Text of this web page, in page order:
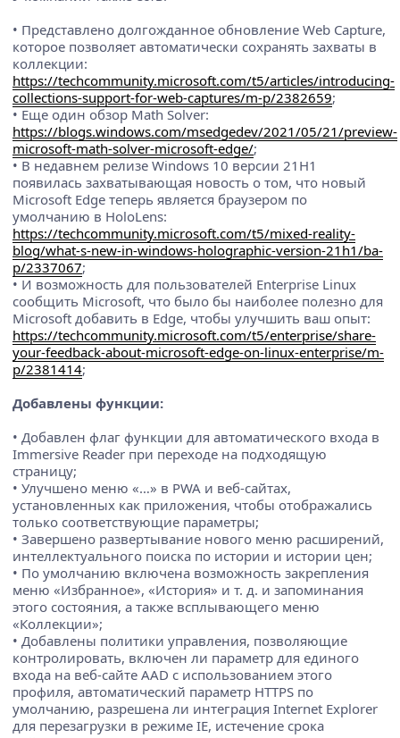
• Представлено долгожданное обновление Web Capture,
которое позволяет автоматически сохранять захваты в
коллекции:
https://techcommunity.microsoft.com/t5/articles/introducing-
collections-support-for-web-captures/m-p/2382659;
• Еще один обзор Math Solver:
https://blogs.windows.com/msedgedev/2021/05/21/preview-
microsoft-math-solver-microsoft-edge/;
• В недавнем релизе Windows 10 версии 21H1
появилась захватывающая новость о том, что новый
Microsoft Edge теперь является браузером по
умолчанию в HoloLens:
https://techcommunity.microsoft.com/t5/mixed-reality-
blog/what-s-new-in-windows-holographic-version-21h1/ba-
p/2337067;
• И возможность для пользователей Enterprise Linux
сообщить Microsoft, что было бы наиболее полезно для
Microsoft добавить в Edge, чтобы улучшить ваш опыт:
https://techcommunity.microsoft.com/t5/enterprise/share-
your-feedback-about-microsoft-edge-on-linux-enterprise/m-
p/2381414;
Добавлены функции:
• Добавлен флаг функции для автоматического входа в
Immersive Reader при переходе на подходящую
страницу;
• Улучшено меню «…» в PWA и веб-сайтах,
установленных как приложения, чтобы отображались
только соответствующие параметры;
• Завершено развертывание нового меню расширений,
интеллектуального поиска по истории и истории цен;
• По умолчанию включена возможность закрепления
меню «Избранное», «История» и т. д. и запоминания
этого состояния, а также всплывающего меню
«Коллекции»;
• Добавлены политики управления, позволяющие
контролировать, включен ли параметр для единого
входа на веб-сайте AAD с использованием этого
профиля, автоматический параметр HTTPS по
умолчанию, разрешена ли интеграция Internet Explorer
для перезагрузки в режиме IE, истечение срока